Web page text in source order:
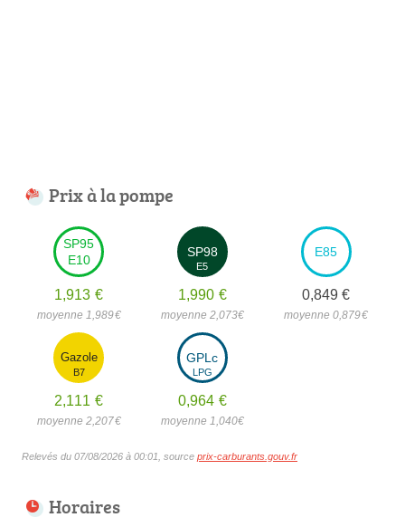
Prix à la pompe
SP95
E10
1,913 €
moyenne 1,989€
SP98
E5
1,990 €
moyenne 2,073€
E85
0,849 €
moyenne 0,879€
Gazole
B7
2,111 €
moyenne 2,207€
GPLc
LPG
0,964 €
moyenne 1,040€
Relevés du 07/08/2026 à 00:01, source prix-carburants.gouv.fr
Horaires